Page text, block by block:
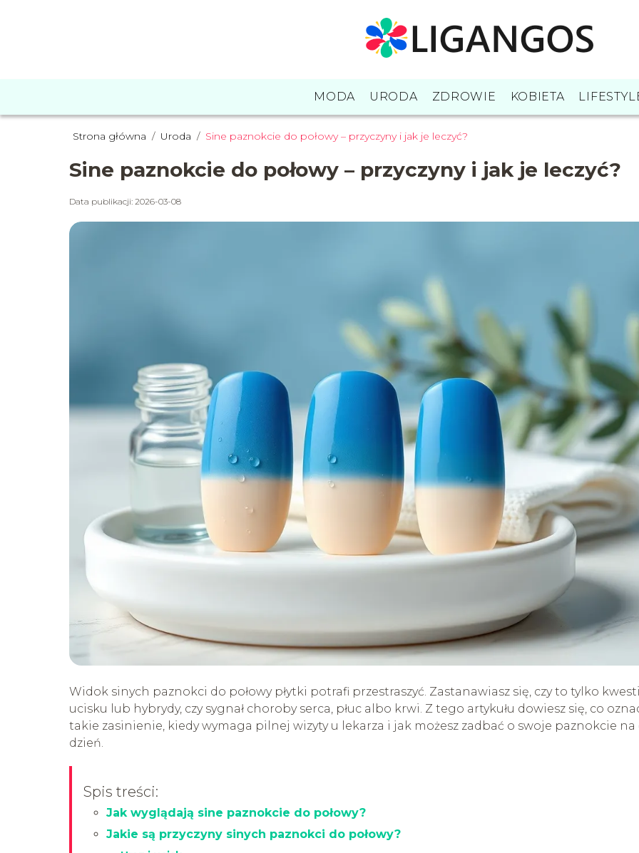
MODA URODA ZDROWIE KOBIETA
Strona główna / Uroda / Sine paznokcie do połowy – przyczyny i jak je leczyć?
Sine paznokcie do połowy – przyczyny i jak je leczyć?
Data publikacji: 2026-03-08
Widok sinych paznokci do połowy płytki potrafi przestraszyć. Zastanawiasz się, czy to tylko
ucisku lub hybrydy, czy sygnał choroby serca, płuc albo krwi. Z tego artykułu dowiesz się, co
takie zasinienie, kiedy wymaga pilnej wizyty u lekarza i jak możesz zadbać o swoje paznokcie na
dzień.
Spis treści:
Jak wyglądają sine paznokcie do połowy?
Jakie są przyczyny sinych paznokci do połowy?